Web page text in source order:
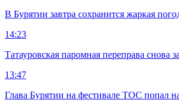
В Бурятии завтра сохранится жаркая
14:23
Татауровская паромная переправа снова
13:47
Глава Бурятии на фестивале ТОС попал